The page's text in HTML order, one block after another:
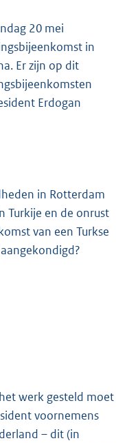
20 mei
in
Er zijn op dit
Erdogan
in Rotterdam
Turkije en de onrust
van een Turkse
werk gesteld moet
voornemens
– dit (in